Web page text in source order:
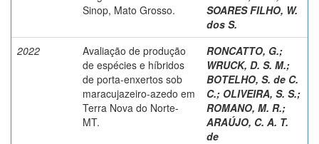
Sinop, Mato Grosso.
SOARES FILHO, W.
dos S.
2022
Avaliação de produção
de espécies e híbridos
de porta-enxertos sob
maracujazeiro-azedo em
Terra Nova do Norte-
MT.
RONCATTO, G.;
WRUCK, D. S. M.;
BOTELHO, S. de C.
C.; OLIVEIRA, S. S.;
ROMANO, M. R.;
ARAÚJO, C. A. T.
de